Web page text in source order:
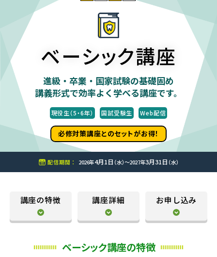
ベーシック講座
進級・卒業・国家試験の基礎固め
講義形式で効率よく学べる講座です。
現役生（5・6年） 国試受験生 Web配信
必修対策講座とのセットがお得！
配信期間 ： 2026年4月1日 （水）〜2027年3月31日 （水）
講座の特徴 講座詳細 お申し込み
ベーシック講座の特徴